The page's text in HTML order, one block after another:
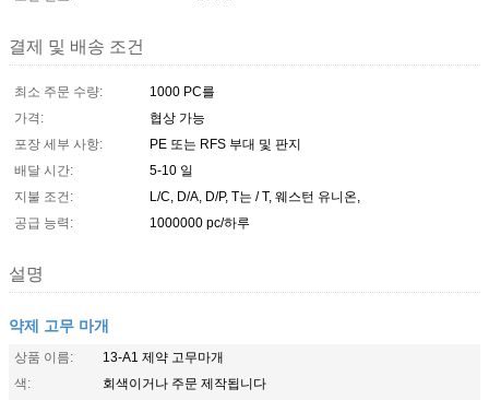
결제 및 배송 조건
최소 주문 수량:
1000 PC를
가격:
협상 가능
포장 세부 사항:
PE 또는 RFS 부대 및 판지
배달 시간:
5-10 일
지불 조건:
L/C, D/A, D/P, T는 / T, 웨스턴 유니온,
공급 능력:
1000000 pc/하루
설명
약제 고무 마개
상품 이름:
13-A1 제약 고무마개
색:
회색이거나 주문 제작됩니다